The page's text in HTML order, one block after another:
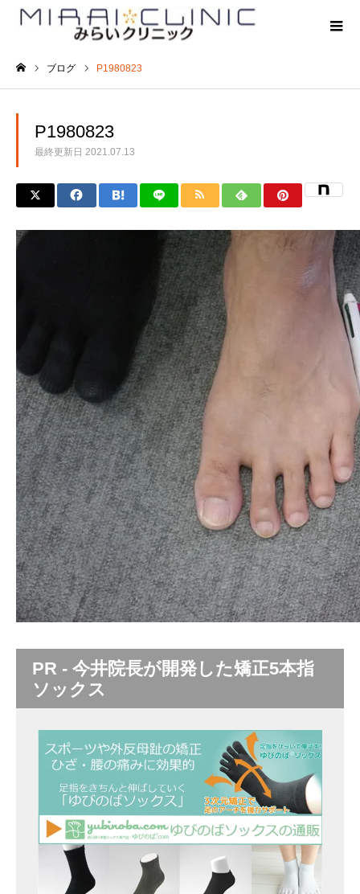
ブログ P1980823
P1980823
最終更新日 2021.07.13
PR - 今井院長が開発した矯正5本指
ソックス